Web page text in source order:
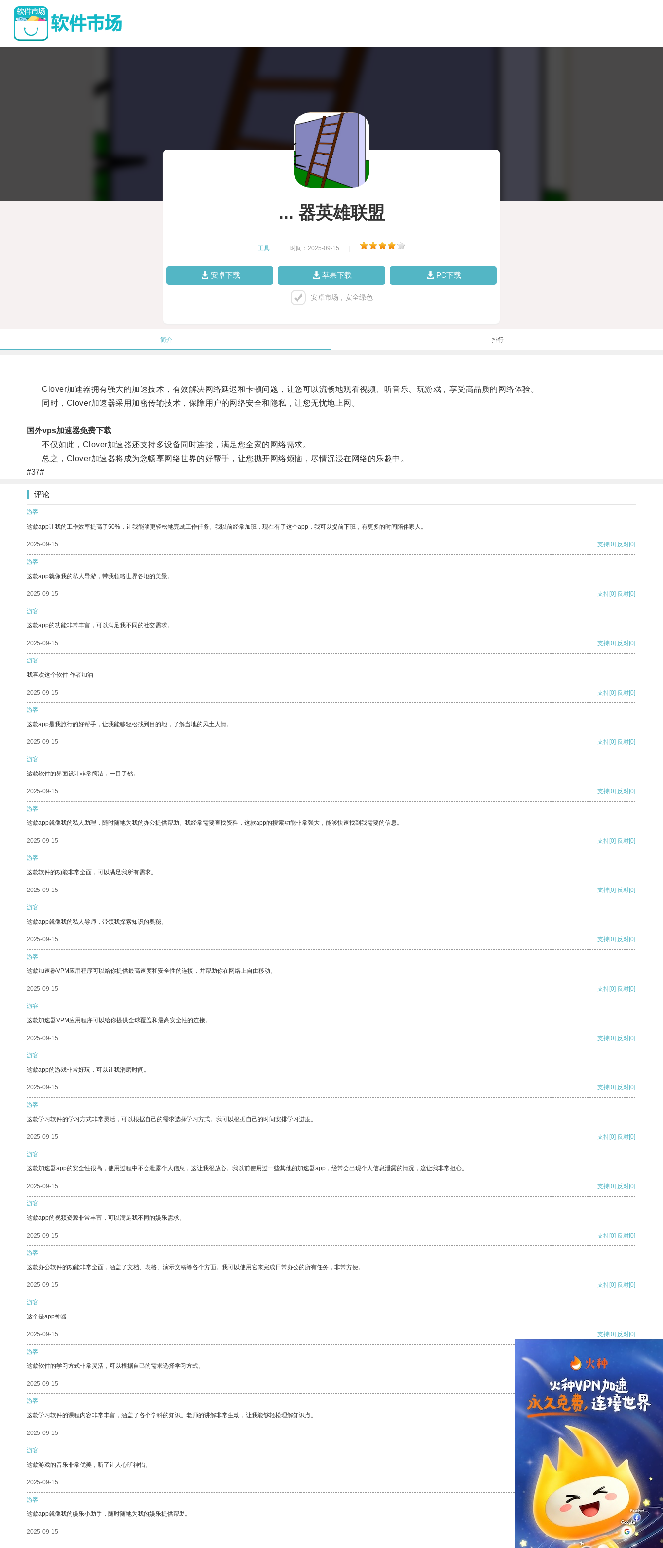
... 器英雄联盟
工具 时间：2025-09-15
安卓下载 苹果下载 PC下载
安卓市场，安全绿色
简介 排行
Clover加速器拥有强大的加速技术，有效解决网络延迟和卡顿问题，让您可以流畅地观看视频、听音乐、玩游戏，享受高品质的网络体验。
同时，Clover加速器采用加密传输技术，保障用户的网络安全和隐私，让您无忧地上网。
国外vps加速器免费下载
不仅如此，Clover加速器还支持多设备同时连接，满足您全家的网络需求。
总之，Clover加速器将成为您畅享网络世界的好帮手，让您抛开网络烦恼，尽情沉浸在网络的乐趣中。
#37#
评论
游客
这款app让我的工作效率提高了50%，让我能够更轻松地完成工作任务。我以前经常加班，现在有了这个app，我可以提前下班，有更多的时间陪伴家人。
2025-09-15 支持[0] 反对[0]
游客
这款app就像我的私人导游，带我领略世界各地的美景。
2025-09-15 支持[0] 反对[0]
游客
这款app的功能非常丰富，可以满足我不同的社交需求。
2025-09-15 支持[0] 反对[0]
游客
我喜欢这个软件 作者加油
2025-09-15 支持[0] 反对[0]
游客
这款app是我旅行的好帮手，让我能够轻松找到目的地，了解当地的风土人情。
2025-09-15 支持[0] 反对[0]
游客
这款软件的界面设计非常简洁，一目了然。
2025-09-15 支持[0] 反对[0]
游客
这款app就像我的私人助理，随时随地为我的办公提供帮助。我经常需要查找资料，这款app的搜索功能非常强大，能够快速找到我需要的信息。
2025-09-15 支持[0] 反对[0]
游客
这款软件的功能非常全面，可以满足我所有需求。
2025-09-15 支持[0] 反对[0]
游客
这款app就像我的私人导师，带领我探索知识的奥秘。
2025-09-15 支持[0] 反对[0]
游客
这款加速器VPM应用程序可以给你提供最高速度和安全性的连接，并帮助你在网络上自由移动。
2025-09-15 支持[0] 反对[0]
游客
这款加速器VPM应用程序可以给你提供全球覆盖和最高安全性的连接。
2025-09-15 支持[0] 反对[0]
游客
这款app的游戏非常好玩，可以让我消磨时间。
2025-09-15 支持[0] 反对[0]
游客
这款学习软件的学习方式非常灵活，可以根据自己的需求选择学习方式。我可以根据自己的时间安排学习进度。
2025-09-15 支持[0] 反对[0]
游客
这款加速器app的安全性很高，使用过程中不会泄露个人信息，这让我很放心。我以前使用过一些其他的加速器app，经常会出现个人信息泄露的情况，这让我非常担心。
2025-09-15 支持[0] 反对[0]
游客
这款app的视频资源非常丰富，可以满足我不同的娱乐需求。
2025-09-15 支持[0] 反对[0]
游客
这款办公软件的功能非常全面，涵盖了文档、表格、演示文稿等各个方面。我可以使用它来完成日常办公的所有任务，非常方便。
2025-09-15 支持[0] 反对[0]
游客
这个是app神器
2025-09-15 支持[0] 反对[0]
游客
这款软件的学习方式非常灵活，可以根据自己的需求选择学习方式。
2025-09-15 支持[0] 反对
游客
这款学习软件的课程内容非常丰富，涵盖了各个学科的知识。老师的讲解非常生动，让我能够轻松理解知识点。
2025-09-15 支持
游客
这款游戏的音乐非常优美，听了让人心旷神怡。
2025-09-15 反对 [0]
游客
这款app就像我的娱乐小助手，随时随地为我的娱乐提供帮助。
2025-09-15 支持[0] 反对[0]